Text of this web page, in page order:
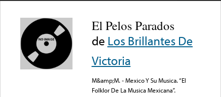
El Pelos Parados
de Los Brillantes De
Victoria
M&amp;M. - Mexico Y Su Musica. “El
Folklor De La Musica Mexicana”.